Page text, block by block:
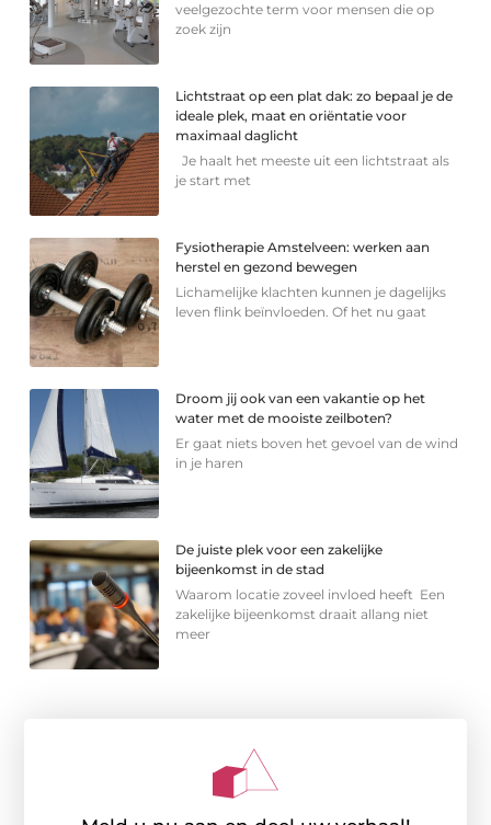
veelgezochte term voor mensen die op
zoek zijn
Lichtstraat op een plat dak: zo bepaal je de
ideale plek, maat en oriëntatie voor
maximaal daglicht
Je haalt het meeste uit een lichtstraat als
je start met
Fysiotherapie Amstelveen: werken aan
herstel en gezond bewegen
Lichamelijke klachten kunnen je dagelijks
leven flink beïnvloeden. Of het nu gaat
Droom jij ook van een vakantie op het
water met de mooiste zeilboten?
Er gaat niets boven het gevoel van de wind
in je haren
De juiste plek voor een zakelijke
bijeenkomst in de stad
Waarom locatie zoveel invloed heeft Een
zakelijke bijeenkomst draait allang niet
meer